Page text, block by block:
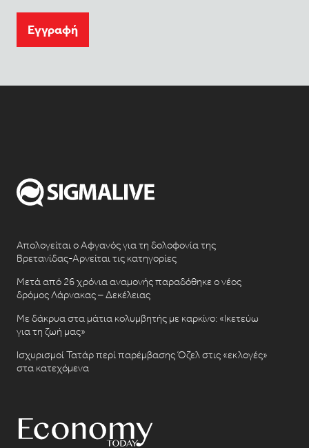
Eγγραφή
Απολογείται ο Αφγανός για τη δολοφονία της
Βρετανίδας-Αρνείται τις κατηγορίες
Μετά από 26 χρόνια αναμονής παραδόθηκε ο νέος
δρόμος Λάρνακας – Δεκέλειας
Με δάκρυα στα μάτια κολυμβητής με καρκίνο: «Ικετεύω
για τη ζωή μας»
Ισχυρισμοί Τατάρ περί παρέμβασης Όζελ στις «εκλογές»
στα κατεχόμενα